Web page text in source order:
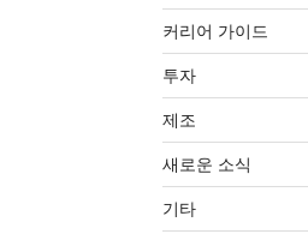
커리어 가이드
투자
제조
새로운 소식
기타